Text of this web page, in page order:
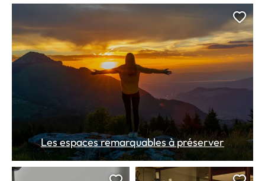
Les espaces remarquables à préserver